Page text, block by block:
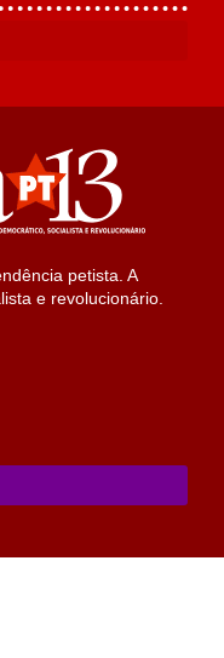
petista. A
e revolucionário.